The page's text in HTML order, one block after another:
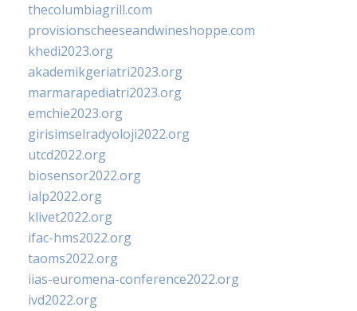
thecolumbiagrill.com
provisionscheeseandwineshoppe.com
khedi2023.org
akademikgeriatri2023.org
marmarapediatri2023.org
emchie2023.org
girisimselradyoloji2022.org
utcd2022.org
biosensor2022.org
ialp2022.org
klivet2022.org
ifac-hms2022.org
taoms2022.org
iias-euromena-conference2022.org
ivd2022.org